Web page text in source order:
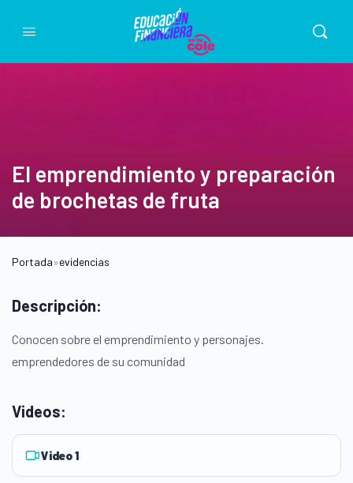
El emprendimiento y preparación
de brochetas de fruta
Portada»evidencias
Descripción:
Conocen sobre el emprendimiento y personajes.
emprendedores de su comunidad
Videos:
Video 1